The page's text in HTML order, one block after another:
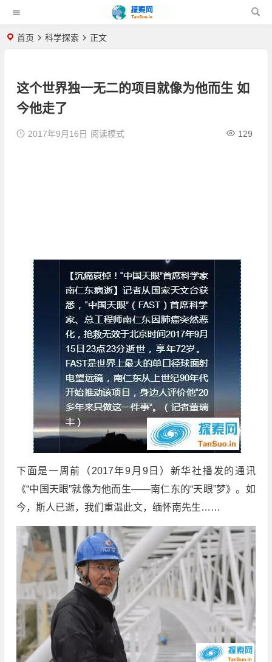
首页 科学探索 正文
这个世界独一无二的项目就像为他而生 如
今他走了
2017年9月16日 129
阅读模式
下面是一周前（2017年9月9日）新华社播发的通讯
《“中国天眼”就像为他而生——南仁东的“天眼”梦》。如
今，斯人已逝，我们重温此文，缅怀南先生……